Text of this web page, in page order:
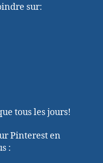
sur:
tous les jours!
Pinterest en
: